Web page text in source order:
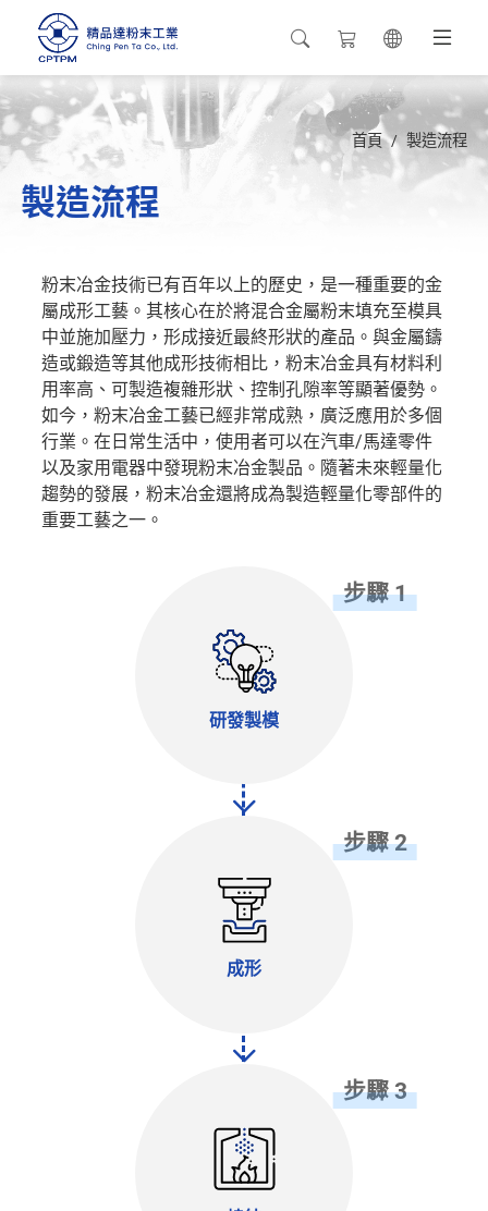
首頁 製造流程
製造流程
粉末冶金技術已有百年以上的歷史，是一種重要的金
屬成形工藝。其核心在於將混合金屬粉末填充至模具
中並施加壓力，形成接近最終形狀的產品。與金屬鑄
造或鍛造等其他成形技術相比，粉末冶金具有材料利
用率高、可製造複雜形狀、控制孔隙率等顯著優勢。
如今，粉末冶金工藝已經非常成熟，廣泛應用於多個
行業。在日常生活中，使用者可以在汽車/馬達零件
以及家用電器中發現粉末冶金製品。隨著未來輕量化
趨勢的發展，粉末冶金還將成為製造輕量化零部件的
重要工藝之一。
步驟 1
研發製模
步驟 2
成形
步驟 3